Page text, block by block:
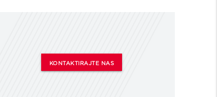
KONTAKTIRAJTE NAS